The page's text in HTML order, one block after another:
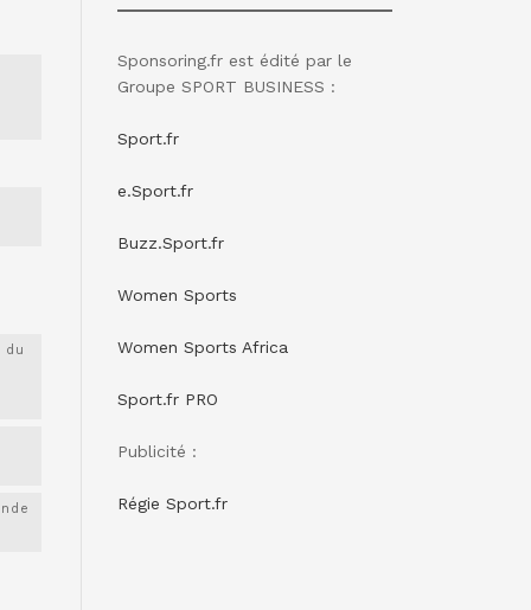
du
Sponsoring.fr est édité par le
Groupe SPORT BUSINESS :
Sport.fr
e.Sport.fr
Buzz.Sport.fr
Women Sports
Women Sports Africa
Sport.fr PRO
Publicité :
Régie Sport.fr